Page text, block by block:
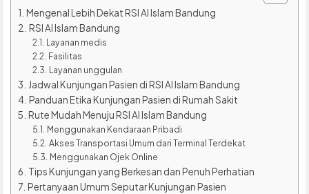
Mengenal Lebih Dekat RSI Al Islam Bandung
RSI Al Islam Bandung
Layanan medis
Fasilitas
Layanan unggulan
Jadwal Kunjungan Pasien di RSI Al Islam Bandung
Panduan Etika Kunjungan Pasien di Rumah Sakit
Rute Mudah Menuju RSI Al Islam Bandung
Menggunakan Kendaraan Pribadi
Akses Transportasi Umum dari Terminal Terdekat
Menggunakan Ojek Online
Tips Kunjungan yang Berkesan dan Penuh Perhatian
Pertanyaan Umum Seputar Kunjungan Pasien